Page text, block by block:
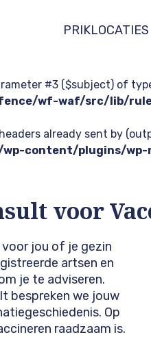
#3 ($subject) of
wf-waf/src/lib/
already sent by
content/plugins/
PRIKLOCATIES
voor
jou of je gezin
artsen en
je te adviseren.
bespreken we jouw
Op
raadzaam is.